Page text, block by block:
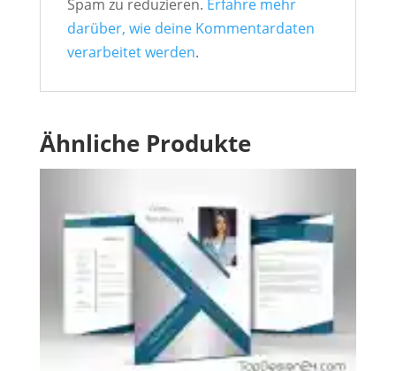
Spam zu reduzieren. Erfahre mehr
darüber, wie deine Kommentardaten
verarbeitet werden.
Ähnliche Produkte